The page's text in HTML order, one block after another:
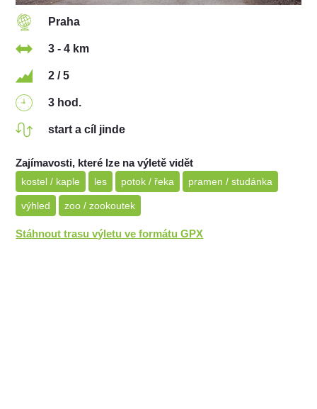
Praha
3 - 4 km
2 / 5
3 hod.
start a cíl jinde
Zajímavosti, které lze na výletě vidět
kostel / kaple les potok / řeka pramen / studánka
výhled zoo / zookoutek
Stáhnout trasu výletu ve formátu GPX